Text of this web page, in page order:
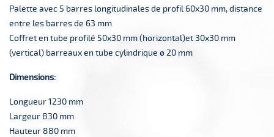
Palette avec 5 barres longitudinales de profil 60x30 mm, distance
entre les barres de 63 mm
Coffret en tube profilé 50x30 mm (horizontal)et 30x30 mm
(vertical) barreaux en tube cylindrique ø 20 mm
Dimensions:
Longueur 1230 mm
Largeur 830 mm
Hauteur 880 mm